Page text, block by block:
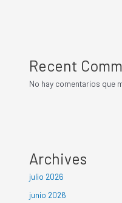
Recent
No hay comentarios que
Archives
julio 2026
junio 2026